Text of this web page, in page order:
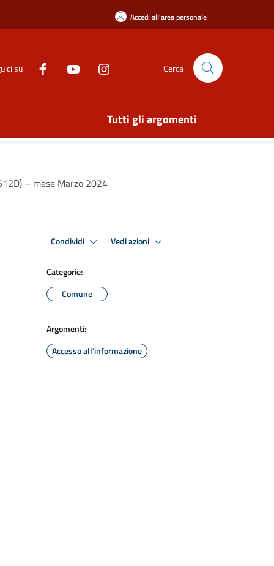
Accedi all'area personale
su Cerca
Tutti gli argomenti
– mese Marzo 2024
Condividi Vedi azioni
Categorie:
Comune
Argomenti:
Accesso all'informazione